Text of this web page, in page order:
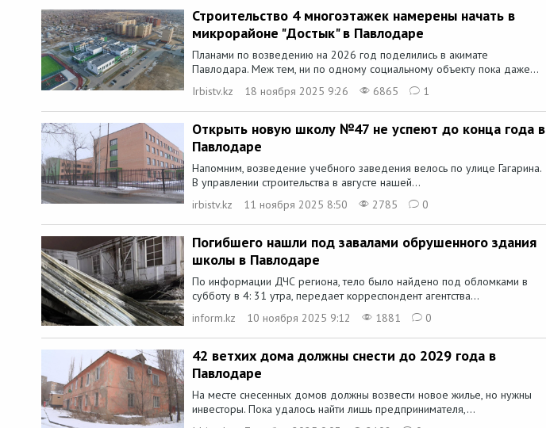
Строительство 4 многоэтажек намерены начать в
микрорайоне "Достык" в Павлодаре
Планами по возведению на 2026 год поделились в акимате
Павлодара. Меж тем, ни по одному социальному объекту пока даже...
Irbistv.kz
18 ноября 2025 9:26 6865 1
Открыть новую школу №47 не успеют до конца года в
Павлодаре
Напомним, возведение учебного заведения велось по улице Гагарина.
В управлении строительства в августе нашей...
irbistv.kz
11 ноября 2025 8:50 2785 0
Погибшего нашли под завалами обрушенного здания
школы в Павлодаре
По информации ДЧС региона, тело было найдено под обломками в
субботу в 4: 31 утра, передает корреспондент агентства...
inform.kz
10 ноября 2025 9:12 1881 0
42 ветхих дома должны снести до 2029 года в
Павлодаре
На месте снесенных домов должны возвести новое жилье, но нужны
инвесторы. Пока удалось найти лишь предпринимателя,...